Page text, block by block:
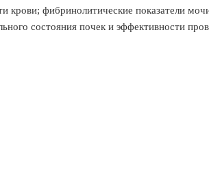
крови; фибринолитические показатели
состояния почек и эффективности